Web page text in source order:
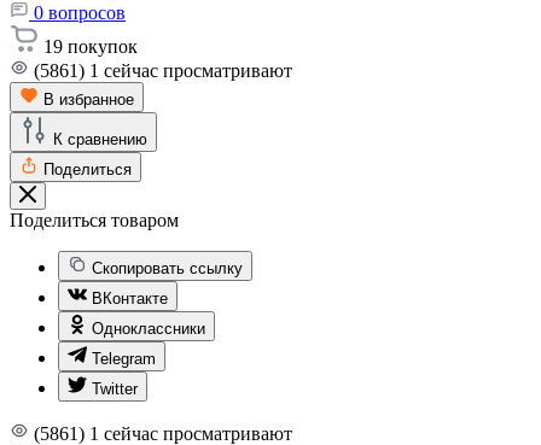
0 вопросов
19 покупок
(5861) 1 сейчас просматривают
В избранное
К сравнению
Поделиться
Поделиться товаром
Скопировать ссылку
ВКонтакте
Одноклассники
Telegram
Twitter
(5861) 1 сейчас просматривают